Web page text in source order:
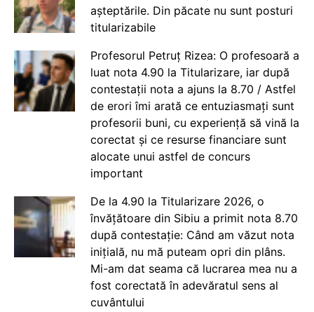
așteptările. Din păcate nu sunt posturi
titularizabile
Profesorul Petruț Rizea: O profesoară a
luat nota 4.90 la Titularizare, iar după
contestații nota a ajuns la 8.70 / Astfel
de erori îmi arată ce entuziasmați sunt
profesorii buni, cu experiență să vină la
corectat și ce resurse financiare sunt
alocate unui astfel de concurs
important
De la 4.90 la Titularizare 2026, o
învățătoare din Sibiu a primit nota 8.70
după contestație: Când am văzut nota
inițială, nu mă puteam opri din plâns.
Mi-am dat seama că lucrarea mea nu a
fost corectată în adevăratul sens al
cuvântului